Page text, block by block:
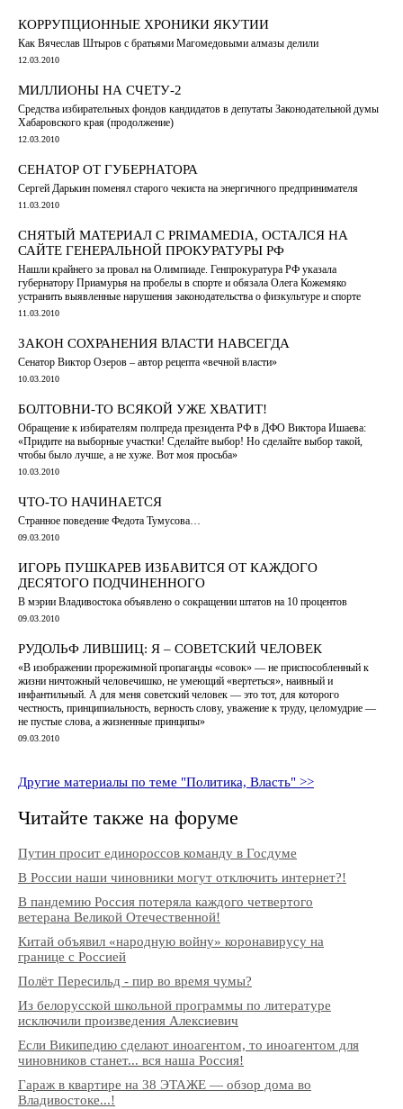
КОРРУПЦИОННЫЕ ХРОНИКИ ЯКУТИИ
Как Вячеслав Штыров с братьями Магомедовыми алмазы делили
12.03.2010
МИЛЛИОНЫ НА СЧЕТУ-2
Средства избирательных фондов кандидатов в депутаты Законодательной думы
Хабаровского края (продолжение)
12.03.2010
СЕНАТОР ОТ ГУБЕРНАТОРА
Сергей Дарькин поменял старого чекиста на энергичного предпринимателя
11.03.2010
СНЯТЫЙ МАТЕРИАЛ С PRIMAMEDIA, ОСТАЛСЯ НА
САЙТЕ ГЕНЕРАЛЬНОЙ ПРОКУРАТУРЫ РФ
Нашли крайнего за провал на Олимпиаде. Генпрокуратура РФ указала
губернатору Приамурья на пробелы в спорте и обязала Олега Кожемяко
устранить выявленные нарушения законодательства о физкультуре и спорте
11.03.2010
ЗАКОН СОХРАНЕНИЯ ВЛАСТИ НАВСЕГДА
Сенатор Виктор Озеров – автор рецепта «вечной власти»
10.03.2010
БОЛТОВНИ-ТО ВСЯКОЙ УЖЕ ХВАТИТ!
Обращение к избирателям полпреда президента РФ в ДФО Виктора Ишаева:
«Придите на выборные участки! Сделайте выбор! Но сделайте выбор такой,
чтобы было лучше, а не хуже. Вот моя просьба»
10.03.2010
ЧТО-ТО НАЧИНАЕТСЯ
Странное поведение Федота Тумусова…
09.03.2010
ИГОРЬ ПУШКАРЕВ ИЗБАВИТСЯ ОТ КАЖДОГО
ДЕСЯТОГО ПОДЧИНЕННОГО
В мэрии Владивостока объявлено о сокращении штатов на 10 процентов
09.03.2010
РУДОЛЬФ ЛИВШИЦ: Я – СОВЕТСКИЙ ЧЕЛОВЕК
«В изображении прорежимной пропаганды «совок» ― не приспособленный к
жизни ничтожный человечишко, не умеющий «вертеться», наивный и
инфантильный. А для меня советский человек ― это тот, для которого
честность, принципиальность, верность слову, уважение к труду, целомудрие ―
не пустые слова, а жизненные принципы»
09.03.2010
Другие материалы по теме "Политика, Власть" >>
Читайте также на форуме
Путин просит единороссов команду в Госдуме
В России наши чиновники могут отключить интернет?!
В пандемию Россия потеряла каждого четвертого
ветерана Великой Отечественной!
Китай объявил «народную войну» коронавирусу на
границе с Россией
Полёт Пересильд - пир во время чумы?
Из белорусской школьной программы по литературе
исключили произведения Алексиевич
Если Википедию сделают иноагентом, то иноагентом для
чиновников станет... вся наша Россия!
Гараж в квартире на 38 ЭТАЖЕ — обзор дома во
Владивостоке...!